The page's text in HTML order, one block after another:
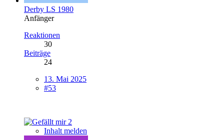
Derby LS 1980
Anfänger
Reaktionen
30
Beiträge
24
13. Mai 2025
#53
2
Inhalt melden